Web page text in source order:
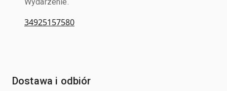
34925157580
Dostawa i odbiór